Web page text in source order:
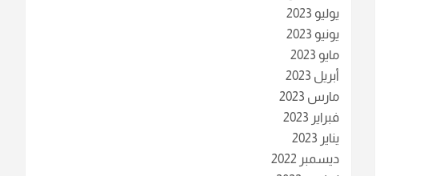
يوليو 2023
يونيو 2023
مايو 2023
أبريل 2023
مارس 2023
فبراير 2023
يناير 2023
ديسمبر 2022